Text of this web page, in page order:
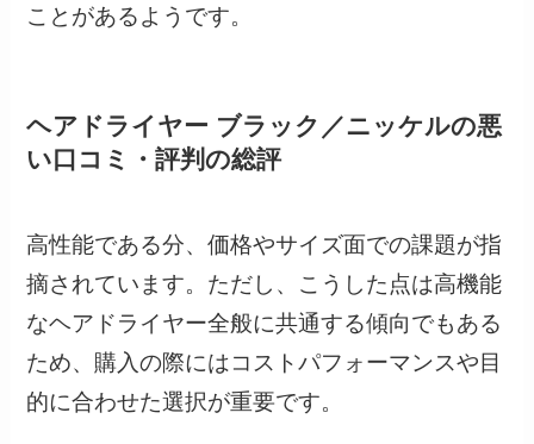
ことがあるようです。
ヘアドライヤー ブラック／ニッケルの悪
い口コミ・評判の総評
高性能である分、価格やサイズ面での課題が指
摘されています。ただし、こうした点は高機能
なヘアドライヤー全般に共通する傾向でもある
ため、購入の際にはコストパフォーマンスや目
的に合わせた選択が重要です。